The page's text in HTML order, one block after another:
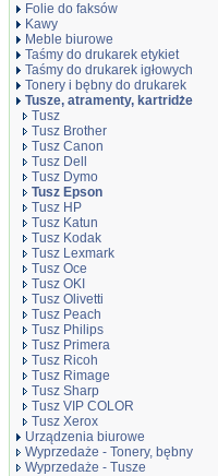
Folie do faksów
Kawy
Meble biurowe
Taśmy do drukarek etykiet
Taśmy do drukarek igłowych
Tonery i bębny do drukarek
Tusze, atramenty, kartridże
Tusz
Tusz Brother
Tusz Canon
Tusz Dell
Tusz Dymo
Tusz Epson
Tusz HP
Tusz Katun
Tusz Kodak
Tusz Lexmark
Tusz Oce
Tusz OKI
Tusz Olivetti
Tusz Peach
Tusz Philips
Tusz Primera
Tusz Ricoh
Tusz Rimage
Tusz Sharp
Tusz VIP COLOR
Tusz Xerox
Urządzenia biurowe
Wyprzedaże - Tonery, bębny
Wyprzedaże - Tusze